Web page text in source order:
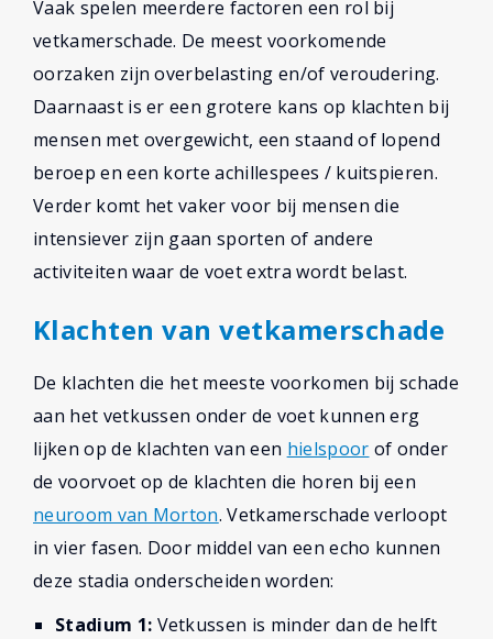
Vaak spelen meerdere factoren een rol bij
vetkamerschade. De meest voorkomende
oorzaken zijn overbelasting en/of veroudering.
Daarnaast is er een grotere kans op klachten bij
mensen met overgewicht, een staand of lopend
beroep en een korte achillespees / kuitspieren.
Verder komt het vaker voor bij mensen die
intensiever zijn gaan sporten of andere
activiteiten waar de voet extra wordt belast.
Klachten van vetkamerschade
De klachten die het meeste voorkomen bij schade
aan het vetkussen onder de voet kunnen erg
lijken op de klachten van een hielspoor of onder
de voorvoet op de klachten die horen bij een
neuroom van Morton. Vetkamerschade verloopt
in vier fasen. Door middel van een echo kunnen
deze stadia onderscheiden worden:
Stadium 1: Vetkussen is minder dan de helft